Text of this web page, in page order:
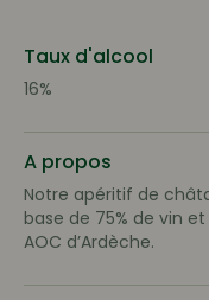
Taux d'alcool
16%
A propos
Notre apéritif de
base de 75% de vin
AOC d’Ardèche.